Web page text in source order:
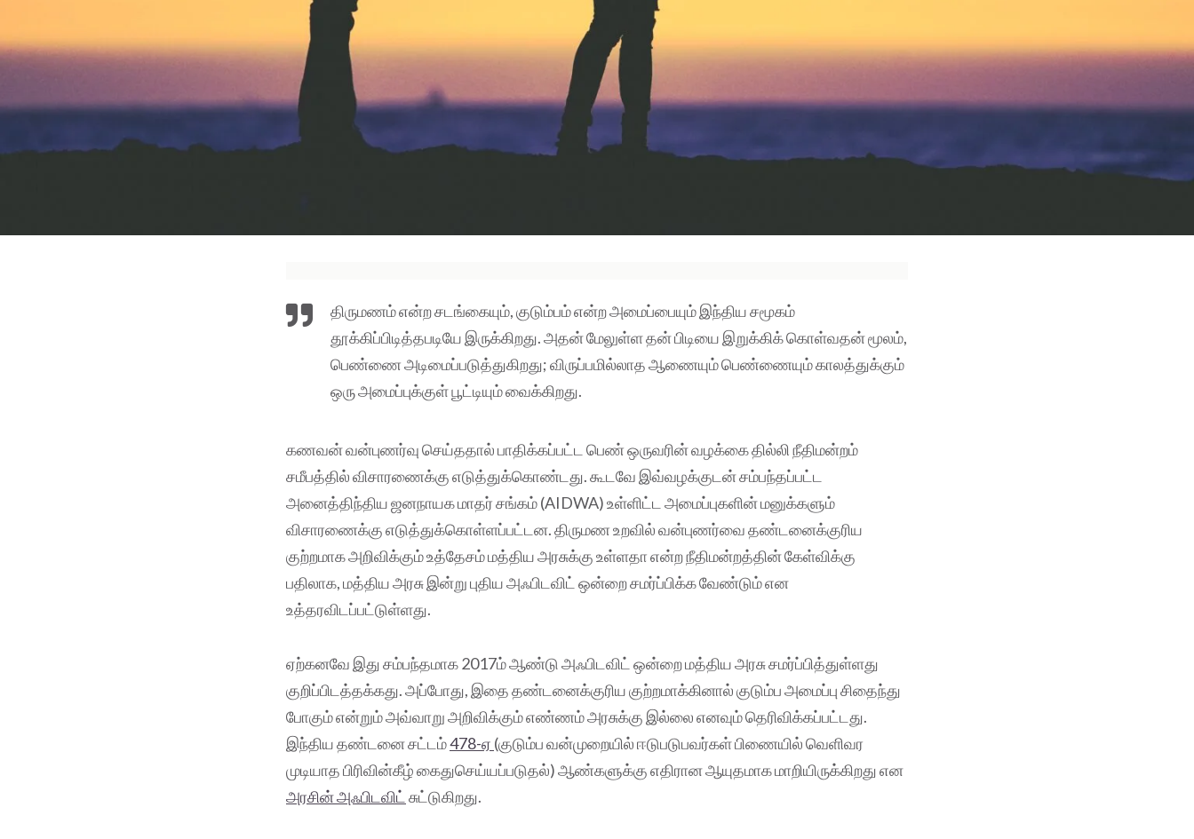
திருமணம் என்ற சடங்கையும், குடும்பம் என்ற அமைப்பையும் இந்திய சமூகம்
தூக்கிப்பிடித்தபடியே இருக்கிறது. அதன் மேலுள்ள தன் பிடியை இறுக்கிக் கொள்வதன் மூலம்,
பெண்ணை அடிமைப்படுத்துகிறது; விருப்பமில்லாத ஆணையும் பெண்ணையும் காலத்துக்கும்
ஒரு அமைப்புக்குள் பூட்டியும் வைக்கிறது.
கணவன் வன்புணர்வு செய்ததால் பாதிக்கப்பட்ட பெண் ஒருவரின் வழக்கை தில்லி நீதிமன்றம்
சமீபத்தில் விசாரணைக்கு எடுத்துக்கொண்டது. கூடவே இவ்வழக்குடன் சம்பந்தப்பட்ட
அனைத்திந்திய ஜனநாயக மாதர் சங்கம் (AIDWA) உள்ளிட்ட அமைப்புகளின் மனுக்களும்
விசாரணைக்கு எடுத்துக்கொள்ளப்பட்டன. திருமண உறவில் வன்புணர்வை தண்டனைக்குரிய
குற்றமாக அறிவிக்கும் உத்தேசம் மத்திய அரசுக்கு உள்ளதா என்ற நீதிமன்றத்தின் கேள்விக்கு
பதிலாக, மத்திய அரசு இன்று புதிய அஃபிடவிட் ஒன்றை சமர்ப்பிக்க வேண்டும் என
உத்தரவிடப்பட்டுள்ளது.
ஏற்கனவே இது சம்பந்தமாக 2017ம் ஆண்டு அஃபிடவிட் ஒன்றை மத்திய அரசு சமர்ப்பித்துள்ளது
குறிப்பிடத்தக்கது. அப்போது, இதை தண்டனைக்குரிய குற்றமாக்கினால் குடும்ப அமைப்பு சிதைந்து
போகும் என்றும் அவ்வாறு அறிவிக்கும் எண்ணம் அரசுக்கு இல்லை எனவும் தெரிவிக்கப்பட்டது.
இந்திய தண்டனை சட்டம்478-ஏ (குடும்ப வன்முறையில் ஈடுபடுபவர்கள் பிணையில் வெளிவர
முடியாத பிரிவின்கீழ் கைதுசெய்யப்படுதல்) ஆண்களுக்கு எதிரான ஆயுதமாக மாறியிருக்கிறது என
அரசின் அஃபிடவிட் சுட்டுகிறது.